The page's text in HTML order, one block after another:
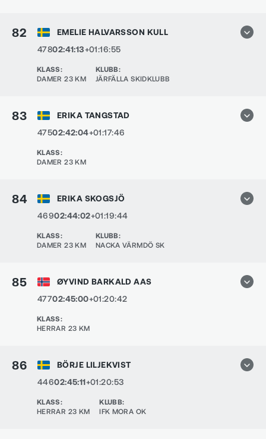
82
EMELIE HALVARSSON KULL
47802:41:13+01:16:55
KLASS:
DAMER 23 KM
KLUBB:
JÄRFÄLLA SKIDKLUBB
83
ERIKA TANGSTAD
47502:42:04+01:17:46
KLASS:
DAMER 23 KM
84
ERIKA SKOGSJÖ
46902:44:02+01:19:44
KLASS:
DAMER 23 KM
KLUBB:
NACKA VÄRMDÖ SK
85
ØYVIND BARKALD AAS
47702:45:00+01:20:42
KLASS:
HERRAR 23 KM
86
BÖRJE LILJEKVIST
44602:45:11+01:20:53
KLASS:
HERRAR 23 KM
KLUBB:
IFK MORA OK